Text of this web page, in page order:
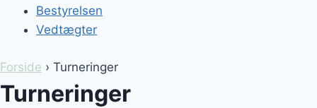
Bestyrelsen
Vedtægter
Forside › Turneringer
Turneringer